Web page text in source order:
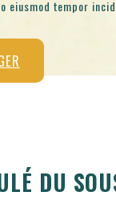
eiusmod tempor
DU